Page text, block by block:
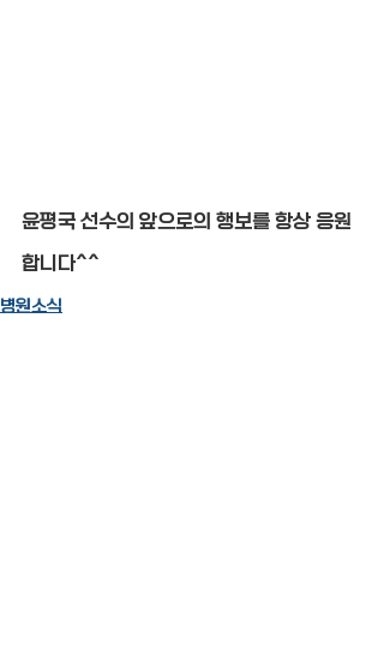
윤평국 선수의 앞으로의 행보를 항상 응원
합니다^^
병원소식